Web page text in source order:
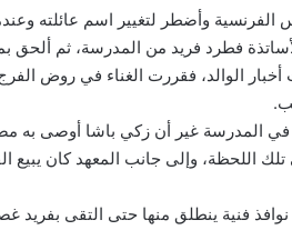
الفرنسية وأضطر لتغيير اسم عائلته
فطرد فريد من المدرسة، ثم ألحق
الوالد، فقررت الغناء في روض
في المدرسة غير أن زكي باشا أوصى
اللحظة، وإلى جانب المعهد كان يبيع
فنية ينطلق منها حتى التقى